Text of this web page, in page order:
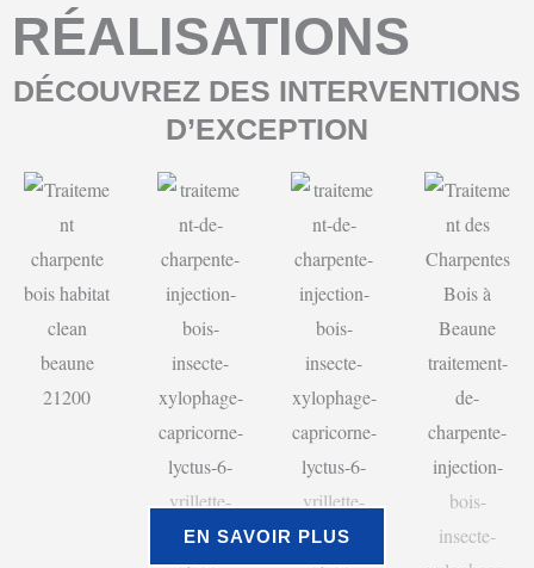
RÉALISATIONS
DÉCOUVREZ DES INTERVENTIONS
D’EXCEPTION
EN SAVOIR PLUS